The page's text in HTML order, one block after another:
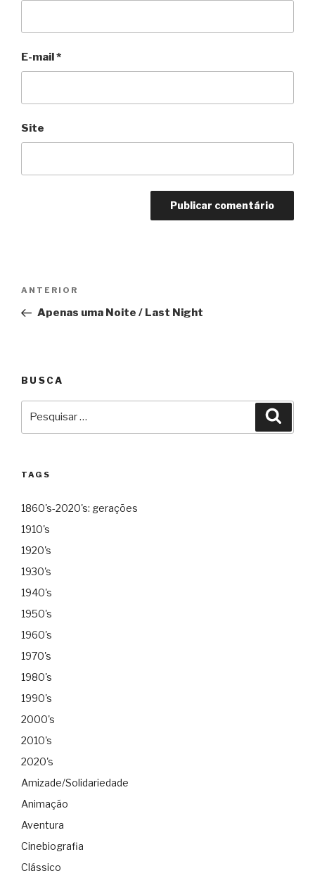
E-mail*
Site
Post
Anterior
ANTERIOR
Apenas uma Noite / Last Night
BUSCA
TAGS
1860's-2020's: gerações
1910's
1920's
1930's
1940's
1950's
1960's
1970's
1980's
1990's
2000's
2010's
2020's
Amizade/Solidariedade
Animação
Aventura
Cinebiografia
Clássico